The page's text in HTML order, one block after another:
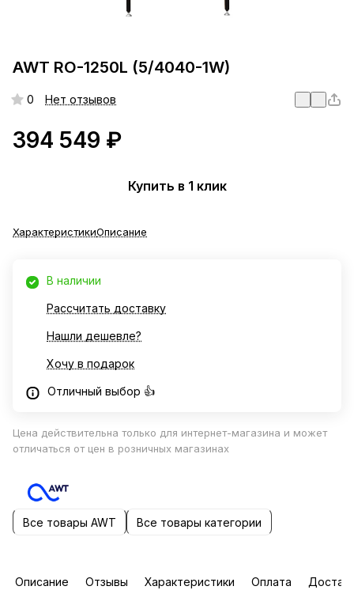
AWT RO-1250L (5/4040-1W)
0 Нет отзывов
394 549 ₽
Купить в 1 клик
ХарактеристикиОписание
В наличии
Рассчитать доставку
Нашли дешевле?
Хочу в подарок
Отличный выбор 👍
Цена действительна только для интернет-магазина и может
отличаться от цен в розничных магазинах
Все товары AWT Все товары категории
Описание Отзывы Характеристики Оплата